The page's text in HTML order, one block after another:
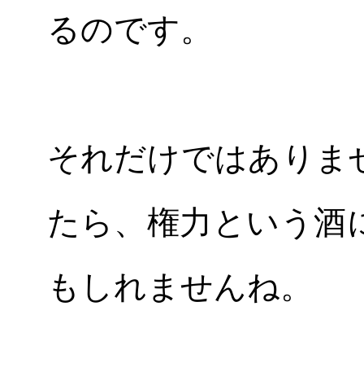
るのです。
それだけではありま
たら、権力という酒
もしれませんね。